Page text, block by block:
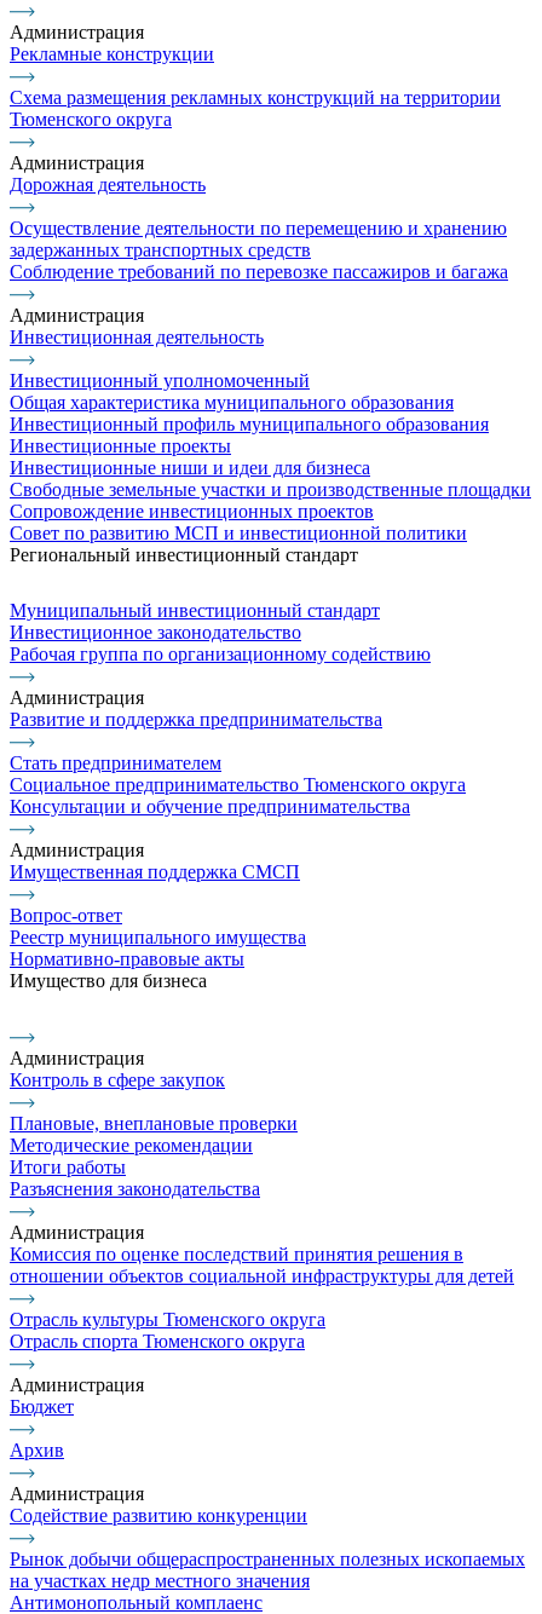
Администрация
Рекламные конструкции
Схема размещения рекламных конструкций на территории
Тюменского округа
Администрация
Дорожная деятельность
Осуществление деятельности по перемещению и хранению
задержанных транспортных средств
Соблюдение требований по перевозке пассажиров и багажа
Администрация
Инвестиционная деятельность
Инвестиционный уполномоченный
Общая характеристика муниципального образования
Инвестиционный профиль муниципального образования
Инвестиционные проекты
Инвестиционные ниши и идеи для бизнеса
Свободные земельные участки и производственные площадки
Сопровождение инвестиционных проектов
Совет по развитию МСП и инвестиционной политики
Региональный инвестиционный стандарт
Муниципальный инвестиционный стандарт
Инвестиционное законодательство
Рабочая группа по организационному содействию
Администрация
Развитие и поддержка предпринимательства
Стать предпринимателем
Социальное предпринимательство Тюменского округа
Консультации и обучение предпринимательства
Администрация
Имущественная поддержка СМСП
Вопрос-ответ
Реестр муниципального имущества
Нормативно-правовые акты
Имущество для бизнеса
Администрация
Контроль в сфере закупок
Плановые, внеплановые проверки
Методические рекомендации
Итоги работы
Разъяснения законодательства
Администрация
Комиссия по оценке последствий принятия решения в
отношении объектов социальной инфраструктуры для детей
Отрасль культуры Тюменского округа
Отрасль спорта Тюменского округа
Администрация
Бюджет
Архив
Администрация
Содействие развитию конкуренции
Рынок добычи общераспространенных полезных ископаемых
на участках недр местного значения
Антимонопольный комплаенс